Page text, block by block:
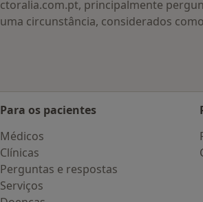
principalmente
circunstância, considerados
Para os pacientes
Médicos
Clínicas
Perguntas e respostas
Serviços